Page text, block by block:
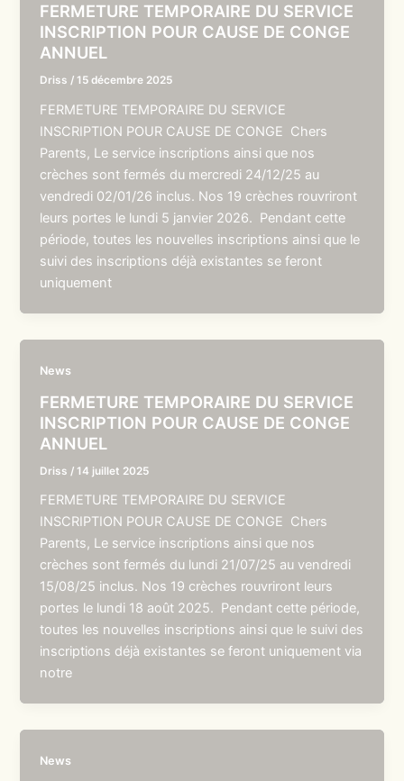
FERMETURE TEMPORAIRE DU SERVICE
INSCRIPTION POUR CAUSE DE CONGE
ANNUEL
Driss /15 décembre 2025
FERMETURE TEMPORAIRE DU SERVICE
INSCRIPTION POUR CAUSE DE CONGE Chers
Parents, Le service inscriptions ainsi que nos
crèches sont fermés du mercredi 24/12/25 au
vendredi 02/01/26 inclus. Nos 19 crèches rouvriront
leurs portes le lundi 5 janvier 2026. Pendant cette
période, toutes les nouvelles inscriptions ainsi que le
suivi des inscriptions déjà existantes se feront
uniquement
News
FERMETURE TEMPORAIRE DU SERVICE
INSCRIPTION POUR CAUSE DE CONGE
ANNUEL
Driss /14 juillet 2025
FERMETURE TEMPORAIRE DU SERVICE
INSCRIPTION POUR CAUSE DE CONGE Chers
Parents, Le service inscriptions ainsi que nos
crèches sont fermés du lundi 21/07/25 au vendredi
15/08/25 inclus. Nos 19 crèches rouvriront leurs
portes le lundi 18 août 2025. Pendant cette période,
toutes les nouvelles inscriptions ainsi que le suivi des
inscriptions déjà existantes se feront uniquement via
notre
News